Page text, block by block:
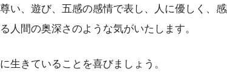
い、遊び、五感の感情で表し、人に優しく、
人間の奥深さのような気がいたします。
生きていることを喜びましょう。